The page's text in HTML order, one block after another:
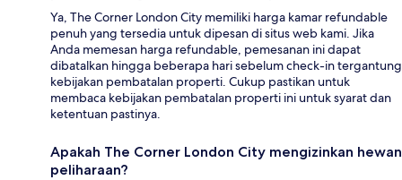
Ya, The Corner London City memiliki harga kamar refundable
penuh yang tersedia untuk dipesan di situs web kami. Jika
Anda memesan harga refundable, pemesanan ini dapat
dibatalkan hingga beberapa hari sebelum check-in tergantung
kebijakan pembatalan properti. Cukup pastikan untuk
membaca kebijakan pembatalan properti ini untuk syarat dan
ketentuan pastinya.
Apakah The Corner London City mengizinkan hewan
peliharaan?